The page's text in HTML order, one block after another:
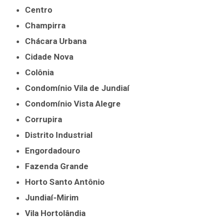
Centro
Champirra
Chácara Urbana
Cidade Nova
Colônia
Condomínio Vila de Jundiaí
Condomínio Vista Alegre
Corrupira
Distrito Industrial
Engordadouro
Fazenda Grande
Horto Santo Antônio
Jundiaí-Mirim
Vila Hortolândia